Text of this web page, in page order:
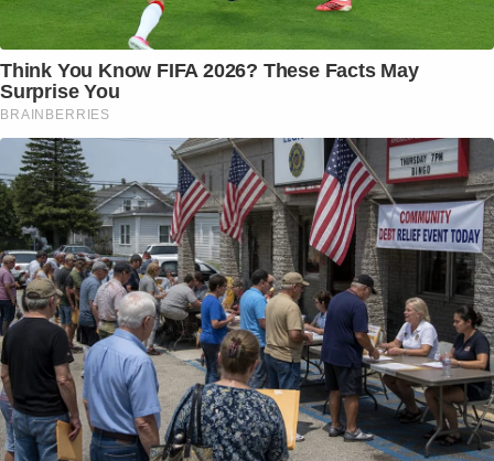
Think You Know FIFA 2026? These Facts May
Surprise You
BRAINBERRIES